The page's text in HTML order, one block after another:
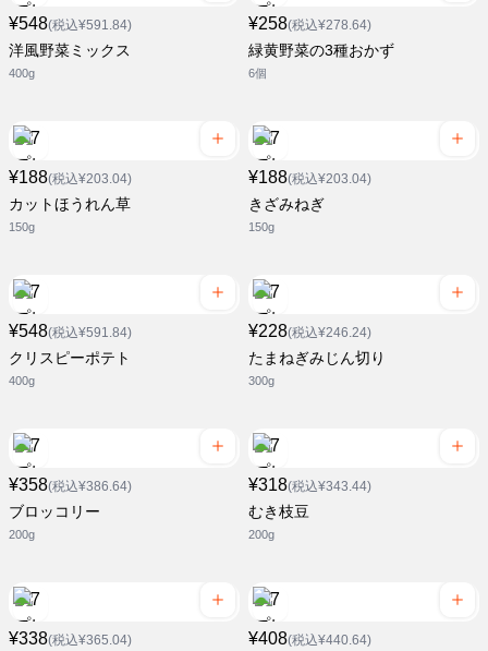
¥548(税込¥591.84)
洋風野菜ミックス
400g
¥258(税込¥278.64)
緑黄野菜の3種おかず
6個
¥188(税込¥203.04)
カットほうれん草
150g
¥188(税込¥203.04)
きざみねぎ
150g
¥548(税込¥591.84)
クリスピーポテト
400g
¥228(税込¥246.24)
たまねぎみじん切り
300g
¥358(税込¥386.64)
ブロッコリー
200g
¥318(税込¥343.44)
むき枝豆
200g
¥338(税込¥365.04) ¥408(税込¥440.64)